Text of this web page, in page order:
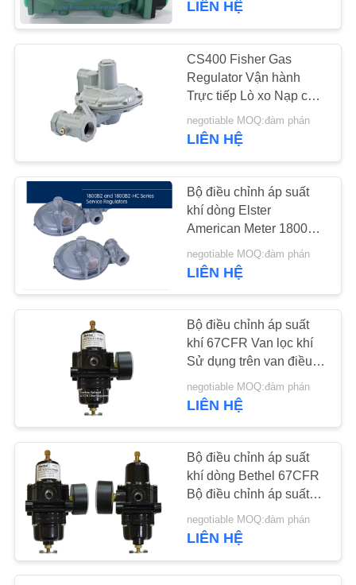
LIÊN HỆ
CS400 Fisher Gas
Regulator Vận hành
Trực tiếp Lò xo Nạp cho
Lò hơi Gas
negotiable MOQ:đàm phán
LIÊN HỆ
Bộ điều chỉnh áp suất
khí dòng Elster
American Meter 1800B2
Kết nối đầu cuối 1 inch
negotiable MOQ:đàm phán
LIÊN HỆ
Bộ điều chỉnh áp suất
khí 67CFR Van lọc khí
Sử dụng trên van điều
khiển
negotiable MOQ:đàm phán
LIÊN HỆ
Bộ điều chỉnh áp suất
khí dòng Bethel 67CFR
Bộ điều chỉnh áp suất
dòng khí
negotiable MOQ:đàm phán
LIÊN HỆ